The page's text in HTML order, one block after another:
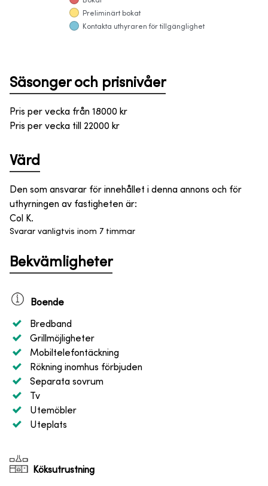
Preliminärt bokat
Kontakta uthyraren för tillgänglighet
Säsonger och prisnivåer
Pris per vecka från 18000 kr
Pris per vecka till
22000 kr
Värd
Den som ansvarar för innehållet i denna annons och för
uthyrningen av fastigheten är:
Col K.
Svarar vanligtvis inom 7 timmar
Bekvämligheter
Boende
Bredband
Grillmöjligheter
Mobiltelefontäckning
Rökning inomhus förbjuden
Separata sovrum
Tv
Utemöbler
Uteplats
Köksutrustning